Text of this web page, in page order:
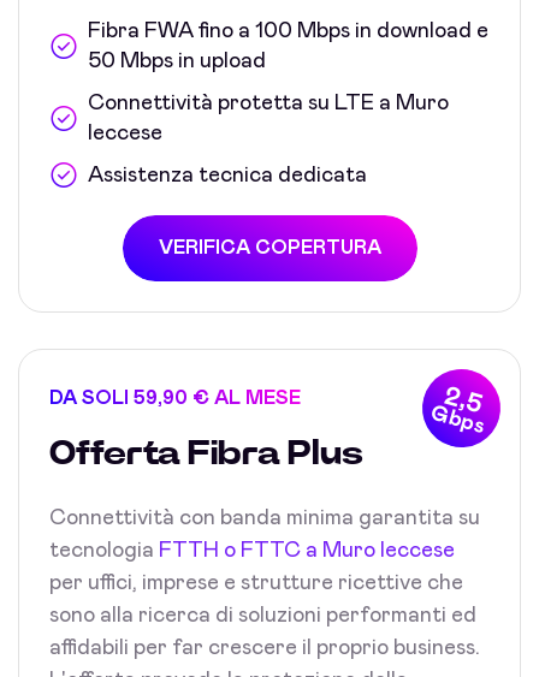
Fibra FWA fino a 100 Mbps in download e
50 Mbps in upload
Connettività protetta su LTE a Muro
leccese
Assistenza tecnica dedicata
VERIFICA COPERTURA
2,5
Gbps
DA SOLI 59,90 € AL MESE
Offerta Fibra Plus
Connettività con banda minima garantita su
tecnologia FTTH o FTTC a Muro leccese
per uffici, imprese e strutture ricettive che
sono alla ricerca di soluzioni performanti ed
affidabili per far crescere il proprio business.